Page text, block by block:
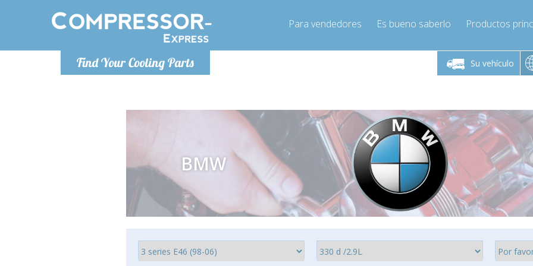
Find Your Cooling Parts
Para vendedores Es bueno saberlo Productos
Su vehículo
De lunes a viernes de 9:00 a De lunes a viernes de 9:00 a
16:00
Info@compressor-express.es
De lunes a
BMW